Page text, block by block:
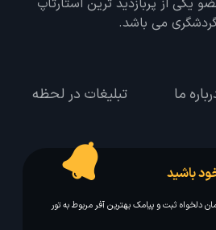
یکی از پربازدید ترین استارتاپ
می باشد.
ما تبلیغات در لحظه
باشید
دلخواه ثبت و پیامک بهترین آفر مربوط به تور